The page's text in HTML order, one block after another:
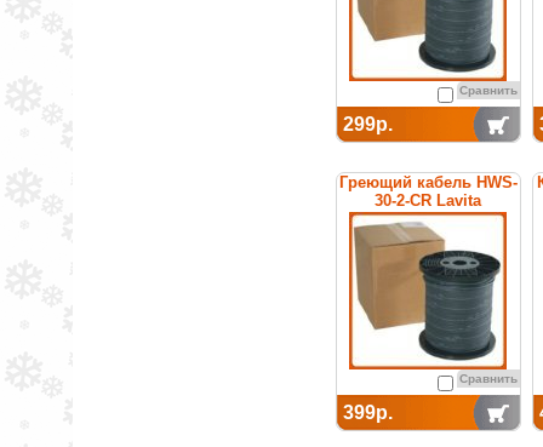
Сравнить
299р.
Греющий кабель HWS-
30-2-CR Lavita
Сравнить
399р.